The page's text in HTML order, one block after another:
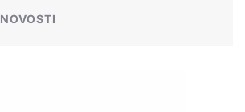
NOVOSTI